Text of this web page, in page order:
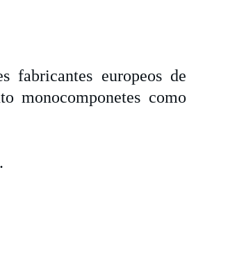
fabricantes europeos de
monocomponetes como